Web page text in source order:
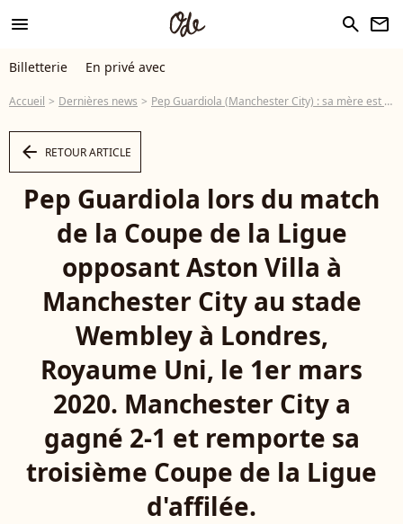
menu search newsletter
Billetterie En privé avec
Accueil Dernières news Pep Guardiola (Manchester City) : sa mère est morte du Covid-19
arrow_left RETOUR ARTICLE
Pep Guardiola lors du match
de la Coupe de la Ligue
opposant Aston Villa à
Manchester City au stade
Wembley à Londres,
Royaume Uni, le 1er mars
2020. Manchester City a
gagné 2-1 et remporte sa
troisième Coupe de la Ligue
d'affilée.